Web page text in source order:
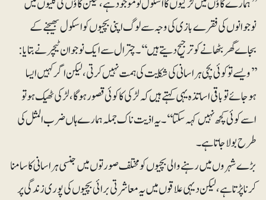
نوجوانوں کی فقرے بازی کی وجہ سے لوگ اپنی بچیوں کو اسکول بھیجنے کے
بجاے گھر بٹھانے کو ترجیح دیتے ہیں‘‘۔ چترال سے ایک نوجوان ٹیچر نے بتایا:
’’ویسے تو کوئی بچی ہراسانی کی شکایت کی ہمت نہیں کرتی، لیکن اگر کہیں ایسا
ہوجائے تو باقی اساتذہ یہی کہتے ہیں کہ لڑکی کا کوئی قصور ہوگا، لڑکی ٹھیک ہو تو
اسے کوئی کچھ نہیں کہہ سکتا‘‘۔ یہ اذیت ناک جملہ ہمارے ہاں ضرب المثل کی
طرح بولا جاتا ہے۔
بڑے شہروں میں رہنے والی بچیوں کو مختلف صورتوں میں جنسی ہراسانی کا سامنا
کرنا پڑتا ہے، لیکن دیہی علاقوں میں یہ معاشرتی برائی بچیوں کی پوری زندگی پر